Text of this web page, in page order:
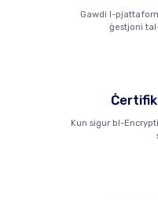
Gawdi l-
ġestjoni
Kun sigur bl-